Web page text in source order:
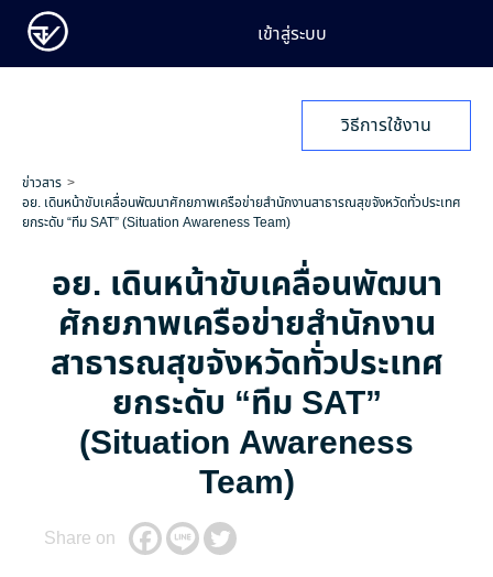
เข้าสู่ระบบ
วิธีการใช้งาน
ข่าวสาร
อย. เดินหน้าขับเคลื่อนพัฒนาศักยภาพเครือข่ายสำนักงานสาธารณสุขจังหวัดทั่วประเทศ
ยกระดับ “ทีม SAT” (Situation Awareness Team)
อย. เดินหน้าขับเคลื่อนพัฒนา
ศักยภาพเครือข่ายสำนักงาน
สาธารณสุขจังหวัดทั่วประเทศ
ยกระดับ “ทีม SAT”
(Situation Awareness
Team)
Share on